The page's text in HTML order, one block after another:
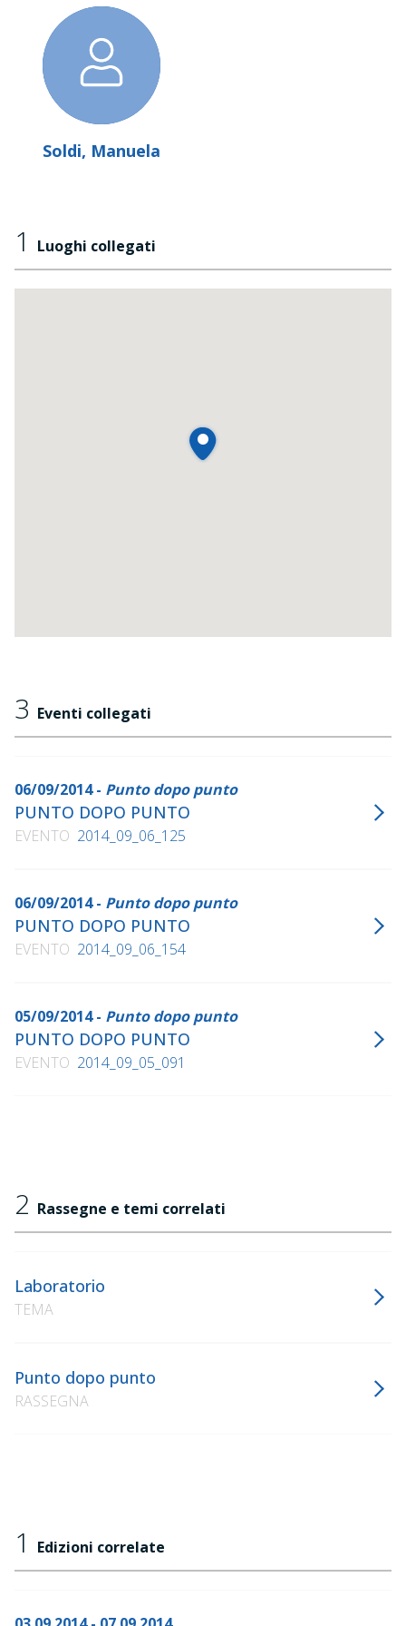
Soldi, Manuela
1 Luoghi collegati
3 Eventi collegati
06/09/2014 - Punto dopo punto
PUNTO DOPO PUNTO
EVENTO 2014_09_06_125
06/09/2014 - Punto dopo punto
PUNTO DOPO PUNTO
EVENTO 2014_09_06_154
05/09/2014 - Punto dopo punto
PUNTO DOPO PUNTO
EVENTO 2014_09_05_091
2 Rassegne e temi correlati
Laboratorio
TEMA
Punto dopo punto
RASSEGNA
1 Edizioni correlate